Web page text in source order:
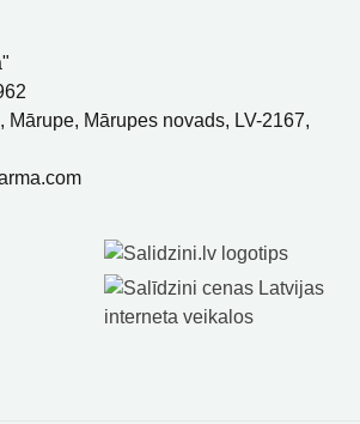
Mārupe, Mārupes novads, LV-2167,